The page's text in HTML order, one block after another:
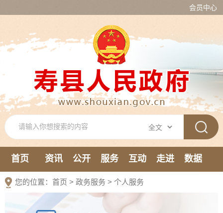
会员中心
首页 资讯 公开 服务 互动 走进
数据
新媒体
您的位置： 首页 > 政务服务 > 个人服务